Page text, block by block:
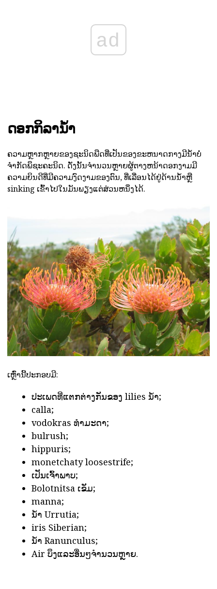
ad
ດອກກິລານ້ໍາ
ຄວາມຫຼາກຫຼາຍຂອງຊະນິດພືດທີ່ເປັນຂອງຂະຫນາດກາງມີນ້ໍາບໍ່
ຈໍາກັດພຶຊະຄະນິດ. ດັ່ງນັ້ນຈໍານວນຫຼາຍຜູ້ຕາງຫນ້າດອກງາມມີ
ຄວາມຍິນດີທີ່ມີຄວາມງົດງາມຂອງຕົນ, ທີ່ເລື່ອນໄດ້ຢູ່ດ້ານນ້ໍາຫຼື
sinking ເຂົ້າໄປໃນມັນພຽງແຕ່ສ່ວນຫນຶ່ງໄດ້.
ເຫຼົ່ານີ້ປະກອບມີ:
ປະເພດທີ່ແຕກຕ່າງກັນຂອງ lilies ນ້ໍາ;
calla;
vodokras ທໍາມະດາ;
bulrush;
hippuris;
monetchaty loosestrife;
ເປັນເຈົ້າພາບ;
Bolotnitsa ເຂັມ;
manna;
ນ້ໍາ Urrutia;
iris Siberian;
ນ້ໍາ Ranunculus;
Air ບຶງແລະອື່ນໆຈໍານວນຫຼາຍ.